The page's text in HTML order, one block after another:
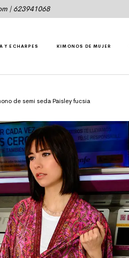
| 623941068
Y ECHARPES KIMONOS DE MUJER
de semi seda Paisley fucsia